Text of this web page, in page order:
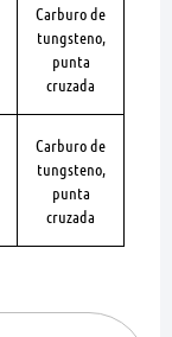
Carburo de
tungsteno,
punta
cruzada
Carburo de
tungsteno,
punta
cruzada